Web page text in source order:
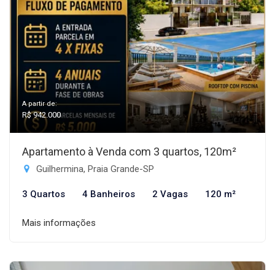
A partir de:
R$ 942.000
Apartamento à Venda com 3 quartos, 120m²
Guilhermina, Praia Grande-SP
3 Quartos 4 Banheiros 2 Vagas 120 m²
Mais informações